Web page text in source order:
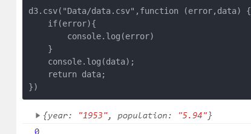
d3.csv("Data/data.csv",function (error,data) {
    if(error){
        console.log(error)
    }
    console.log(data);
    return data;
})